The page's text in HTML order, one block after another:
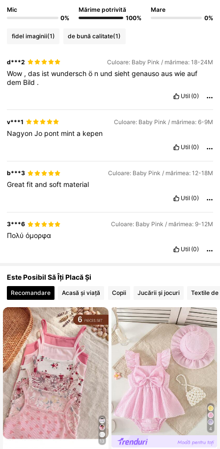
506K Urmăritori
4,88 506K Urmăritori
Mic
0%
Mărime potrivită
100%
Mare
0%
fidel imaginii(1) de bună calitate(1)
d***2 Culoare: Baby Pink / mărimea: 18-24M
Wow ,das istwunderschö n undsiehtgenausoauswieauf
dem Bild .
Util (0)
v***1 Culoare: Baby Pink / mărimea: 6-9M
NagyonJo pont minta kepen
Util (0)
b***3 Culoare: Baby Pink / mărimea: 12-18M
Greatfitandsoft material
Util (0)
3***6 Culoare: Baby Pink / mărimea: 9-12M
Πολύόμορφα
Util (0)
Este Posibil Să Îți Placă Și
Recomandare Acasă și viață Copii Jucării și jocuri Textile de
13
4